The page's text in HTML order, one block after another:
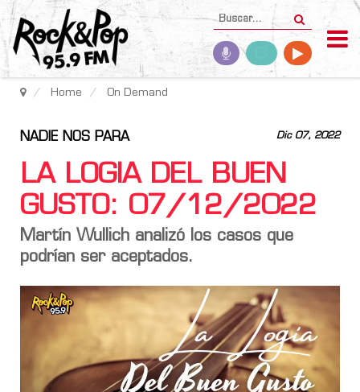
Home On Demand
Dic 07, 2022
NADIE NOS PARA
LA LOGIA DEL BUEN
GUSTO: 07/12/2022
Martín Wullich analizó los casos que
podrían ser aceptados.